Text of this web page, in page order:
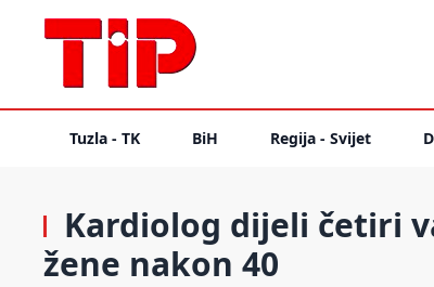
Tuzla - TK BiH Regija - Svijet
Kardiolog dijeli četiri
žene nakon 40